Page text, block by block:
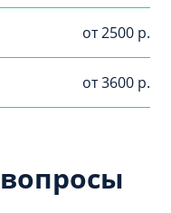
от 2500 р.
от 3600 р.